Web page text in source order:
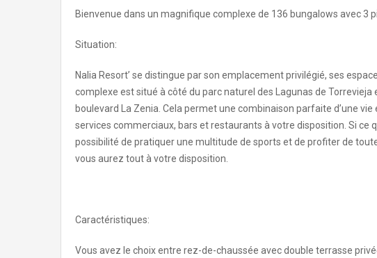
Bienvenue dans un magnifique complexe de 136 bungalows avec 3
Situation:
Nalia Resort’ se distingue par son emplacement privilégié, ses
complexe est situé à côté du parc naturel des Lagunas de
boulevard La Zenia. Cela permet une combinaison parfaite d’une
services commerciaux, bars et restaurants à votre disposition. Si ce
possibilité de pratiquer une multitude de sports et de profiter de
vous aurez tout à votre disposition.
Caractéristiques:
Vous avez le choix entre rez-de-chaussée avec double terrasse